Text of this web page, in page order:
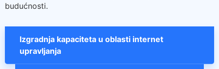
budućnosti.
Izgradnja kapaciteta u oblasti internet
upravljanja